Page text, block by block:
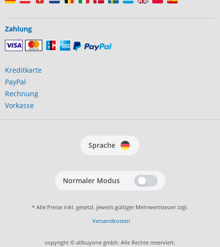
Zahlung
Kreditkarte
PayPal
Rechnung
Vorkasse
Sprache
Normaler Modus
* Alle Preise inkl. gesetzl. jeweils gültiger Mehrwertsteuer zzgl.
Versandkosten
copyright © allbuyone gmbh. Alle Rechte reserviert.